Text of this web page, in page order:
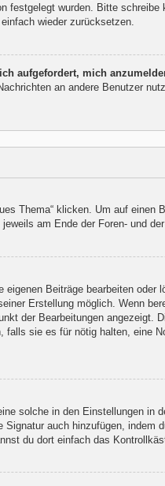
festgelegt wurden. Bitte
wieder zurücksetzen.
aufgefordert, mich
an andere Benutzer
Thema“ klicken. Um auf
am Ende der Foren- und
Beiträge bearbeiten
Erstellung möglich. Wenn
der Bearbeitungen
sie es für nötig halten,
solche in den Einstellungen
auch hinzufügen,
du dort einfach das